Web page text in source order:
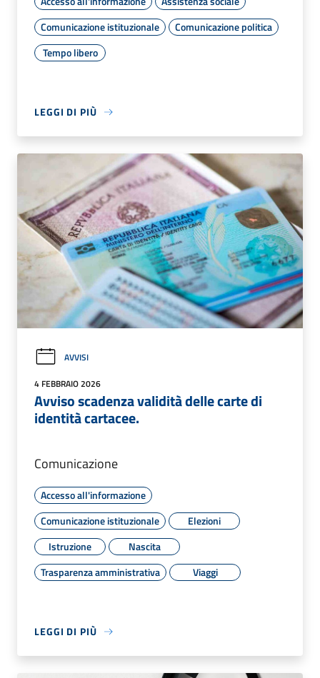
Comunicazione istituzionale
Comunicazione politica
Tempo libero
LEGGI DI PIÙ
AVVISI
4 FEBBRAIO 2026
Avviso scadenza validità delle carte di
identità cartacee.
Comunicazione
Accesso all'informazione
Comunicazione istituzionale
Elezioni
Istruzione
Nascita
Trasparenza amministrativa
Viaggi
LEGGI DI PIÙ